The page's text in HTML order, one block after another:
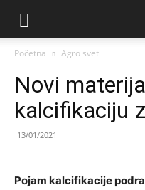
Početna Agro svet
Novi
kalcifikaciju
13/01/2021
Pojam kalcifikacije